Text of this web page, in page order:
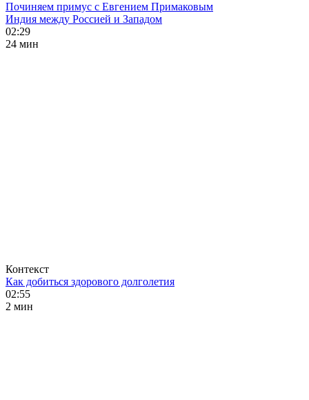
Починяем примус с Евгением Примаковым
Индия между Россией и Западом
02:29
24 мин
Контекст
Как добиться здорового долголетия
02:55
2 мин